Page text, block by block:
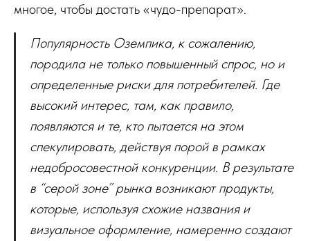
многое, чтобы достать «чудо-препарат».
Популярность Оземпика, к сожалению,
породила не только повышенный спрос, но и
определенные риски для потребителей. Где
высокий интерес, там, как правило,
появляются и те, кто пытается на этом
спекулировать, действуя порой в рамках
недобросовестной конкуренции. В результате
в “серой зоне” рынка возникают продукты,
которые, используя схожие названия и
визуальное оформление, намеренно создают